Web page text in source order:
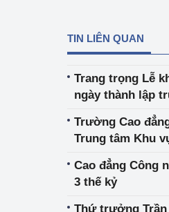
TIN LIÊN QUAN
Trang trọng Lễ
ngày thành lập
Trường Cao
Trung tâm Khu
Công ty Cổ
REAP
Cao đẳng Công
3 thế kỷ
Thứ trưởng Trần